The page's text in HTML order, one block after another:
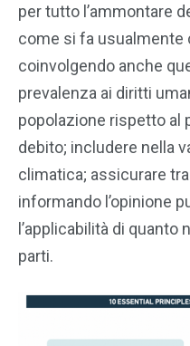
per tutto l’ammontare
come si fa usualmente
coinvolgendo anche
prevalenza ai diritti
popolazione rispetto al
debito; includere nella
climatica; assicurare
informando l’opinione
l’applicabilità di quanto
parti.